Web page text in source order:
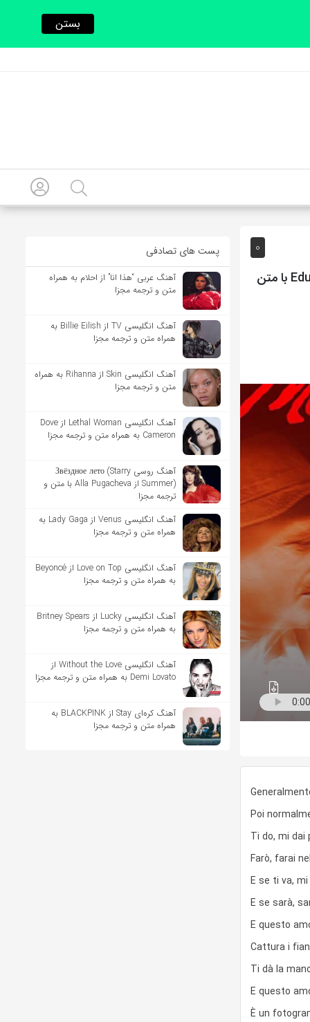
0
آهنگ ایتالیایی Ma quale amore(اما چه عشقی) از Eduardo De Crescenzo با متن
Poi
Ti do, mi dai
Farò, farai
E se ti va,
E se sarà,
E questo
Cattura i
Ti dà la
E questo
È un
پست های تصادفی
آهنگ عربی “هذا انا” از احلام به همراه
متن و ترجمه مجزا
آهنگ انگلیسی TV از Billie Eilish به
همراه متن و ترجمه مجزا
آهنگ انگلیسی Skin از Rihanna به همراه
متن و ترجمه مجزا
آهنگ انگلیسی Lethal Woman از Dove
Cameron به همراه متن و ترجمه مجزا
آهنگ روسی Звёздное лето (Starry
Summer) از Alla Pugacheva با متن و
ترجمه مجزا
آهنگ انگلیسی Venus از Lady Gaga به
همراه متن و ترجمه مجزا
آهنگ انگلیسی Love on Top از Beyoncé
به همراه متن و ترجمه مجزا
آهنگ انگلیسی Lucky از Britney Spears
به همراه متن و ترجمه مجزا
آهنگ انگلیسی Without the Love از
Demi Lovato به همراه متن و ترجمه مجزا
آهنگ کره‌ای Stay از BLACKPINK به
همراه متن و ترجمه مجزا
بستن